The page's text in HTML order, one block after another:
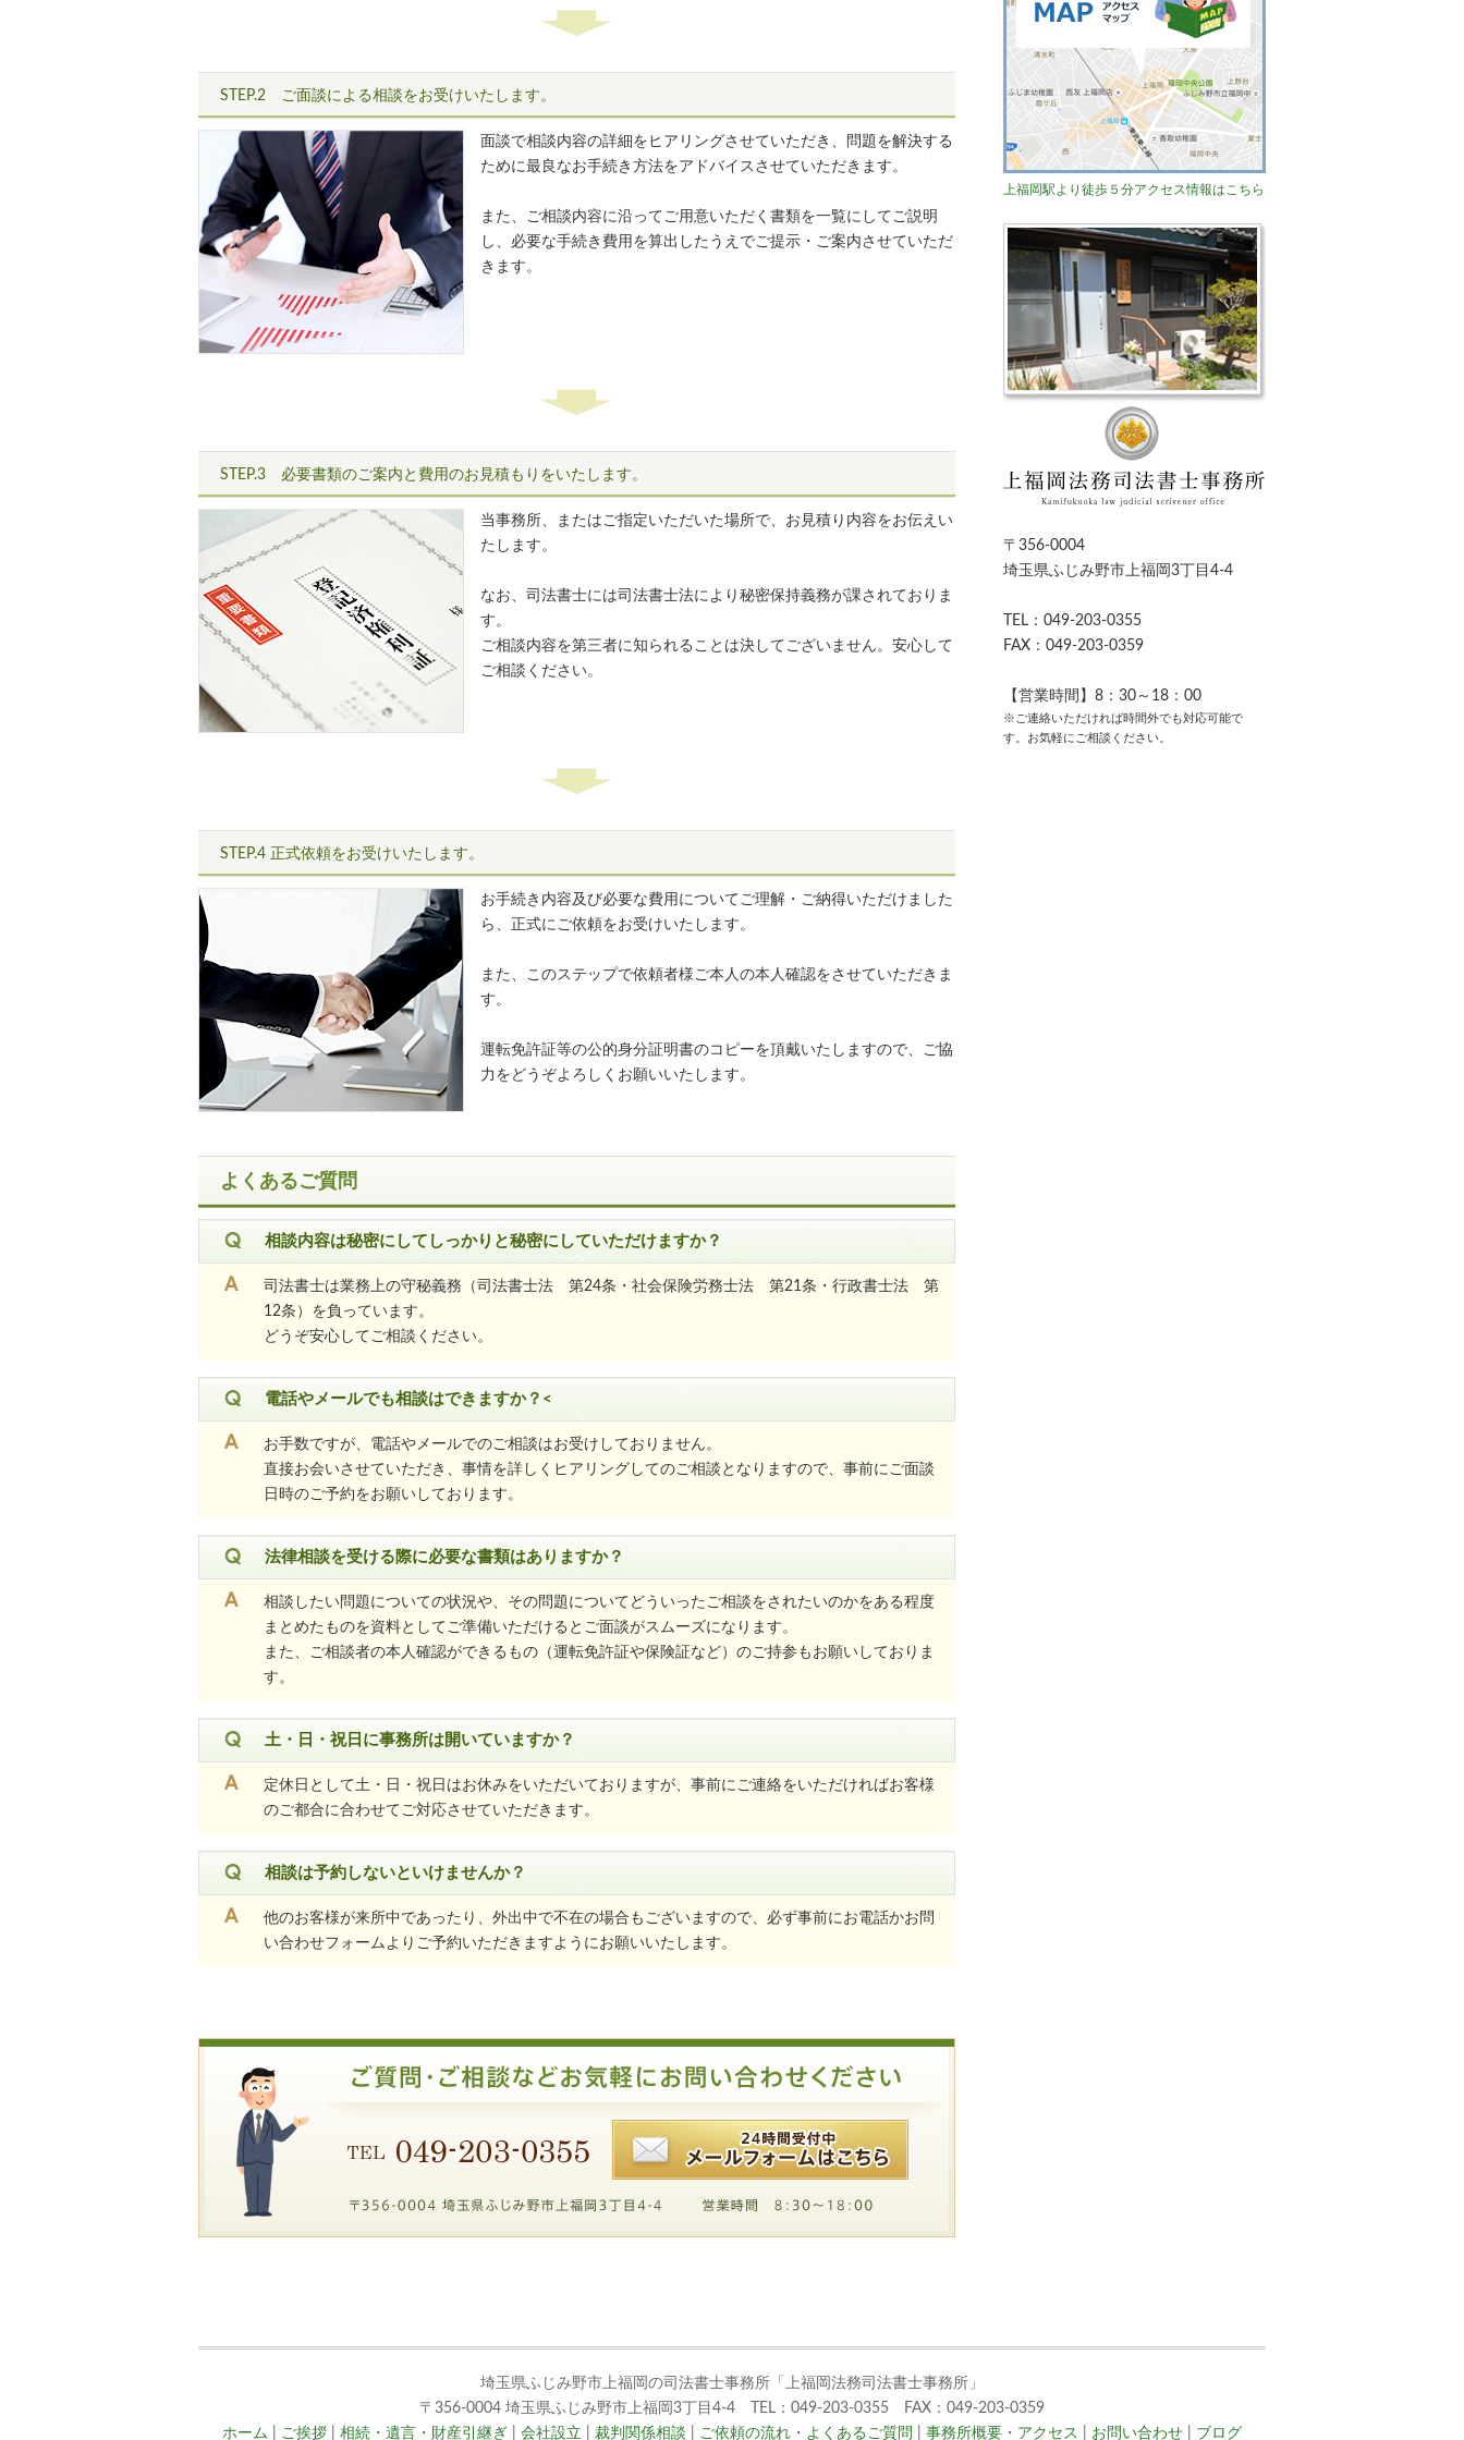
STEP.2 ご面談による相談をお受けいたします。
面談で相談内容の詳細をヒアリングさせていただき、問題を解決する
ために最良なお手続き方法をアドバイスさせていただきます。
また、ご相談内容に沿ってご用意いただく書類を一覧にしてご説明
し、必要な手続き費用を算出したうえでご提示・ご案内させていただ
きます。
STEP.3 必要書類のご案内と費用のお見積もりをいたします。
当事務所、またはご指定いただいた場所で、お見積り内容をお伝えい
たします。
なお、司法書士には司法書士法により秘密保持義務が課されておりま
す。
ご相談内容を第三者に知られることは決してございません。安心して
ご相談ください。
STEP.4 正式依頼をお受けいたします。
お手続き内容及び必要な費用についてご理解・ご納得いただけました
ら、正式にご依頼をお受けいたします。
また、このステップで依頼者様ご本人の本人確認をさせていただきま
す。
運転免許証等の公的身分証明書のコピーを頂戴いたしますので、ご協
力をどうぞよろしくお願いいたします。
よくあるご質問
相談内容は秘密にしてしっかりと秘密にしていただけますか？
司法書士は業務上の守秘義務（司法書士法 第24条・社会保険労務士法 第21条・行政書士法 第
12条）を負っています。
どうぞ安心してご相談ください。
電話やメールでも相談はできますか？<
お手数ですが、電話やメールでのご相談はお受けしておりません。
直接お会いさせていただき、事情を詳しくヒアリングしてのご相談となりますので、事前にご面談
日時のご予約をお願いしております。
法律相談を受ける際に必要な書類はありますか？
相談したい問題についての状況や、その問題についてどういったご相談をされたいのかをある程度
まとめたものを資料としてご準備いただけるとご面談がスムーズになります。
また、ご相談者の本人確認ができるもの（運転免許証や保険証など）のご持参もお願いしておりま
す。
土・日・祝日に事務所は開いていますか？
定休日として土・日・祝日はお休みをいただいておりますが、事前にご連絡をいただければお客様
のご都合に合わせてご対応させていただきます。
相談は予約しないといけませんか？
他のお客様が来所中であったり、外出中で不在の場合もございますので、必ず事前にお電話かお問
い合わせフォームよりご予約いただきますようにお願いいたします。
上福岡駅より徒歩５分アクセス情報はこちら
〒356-0004
埼玉県ふじみ野市上福岡3丁目4-4
TEL：049-203-0355
FAX：049-203-0359
【営業時間】8：30～18：00
※ご連絡いただければ時間外でも対応可能で
す。お気軽にご相談ください。
埼玉県ふじみ野市上福岡の司法書士事務所「上福岡法務司法書士事務所」
〒356-0004 埼玉県ふじみ野市上福岡3丁目4-4 TEL：049-203-0355 FAX：049-203-0359
ホーム
ご挨拶 相続・遺言・財産引継ぎ 会社設立 裁判関係相談 ご依頼の流れ・よくあるご質問 事務所概要・アクセス お問い合わせ ブログ